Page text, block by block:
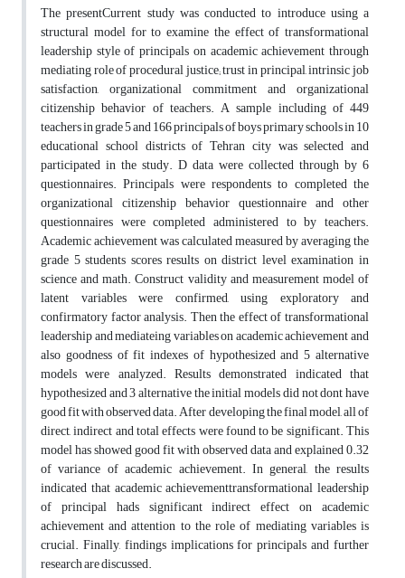
The presentCurrent study was conducted to introduce using a
structural model for to examine the effect of transformational
leadership style of principals on academic achievement through
mediating role of procedural justice; trust in principal, intrinsic job
satisfaction, organizational commitment and organizational
citizenship behavior of teachers. A sample including of 449
teachers in grade 5 and 166 principals of boys primary schools in 10
educational school districts of Tehran city was selected and
participated in the study. D data were collected through by 6
questionnaires. Principals were respondents to completed the
organizational citizenship behavior questionnaire and other
questionnaires were completed administered to by teachers.
Academic achievement was calculated measured by averaging the
grade 5 students scores results on district level examination in
science and math. Construct validity and measurement model of
latent variables were confirmed, using exploratory and
confirmatory factor analysis. Then the effect of transformational
leadership and mediateing variables on academic achievement and
also goodness of fit indexes of hypothesized and 5 alternative
models were analyzed. Results demonstrated indicated that
hypothesized and 3 alternative the initial models did not dont have
good fit with observed data. After developing the final model, all of
direct, indirect and total effects were found to be significant. This
model has showed good fit with observed data and explained 0.32
of variance of academic achievement. In general, the results
indicated that academic achievementtransformational leadership
of principal hads significant indirect effect on academic
achievement and attention to the role of mediating variables is
crucial. Finally, findings implications for principals and further
research are discussed.